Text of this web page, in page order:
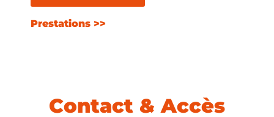
Prestations >>
Contact & Accès